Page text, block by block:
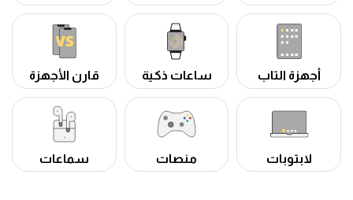
أجهزة التاب ساعات ذكية قارن الأجهزة
لابتوبات منصات سماعات